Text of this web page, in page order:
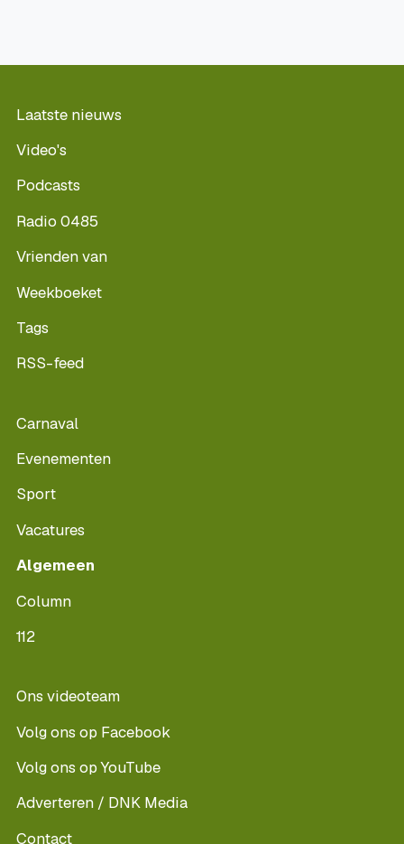
Laatste nieuws
Video's
Podcasts
Radio 0485
Vrienden van
Weekboeket
Tags
RSS-feed
Carnaval
Evenementen
Sport
Vacatures
Algemeen
Column
112
Ons videoteam
Volg ons op Facebook
Volg ons op YouTube
Adverteren / DNK Media
Contact